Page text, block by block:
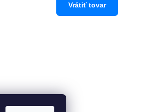
Vrátiť tovar